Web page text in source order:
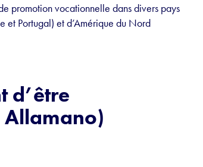
promotion vocationnelle dans divers pays
et Portugal) et d’Amérique du Nord
d’être
Allamano)